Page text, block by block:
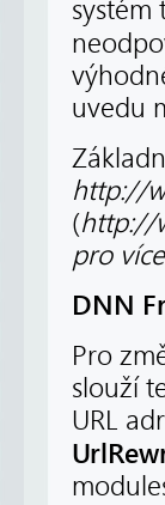
uvedu
http://
(http://
pro
DNN
Pro
slouží
URL